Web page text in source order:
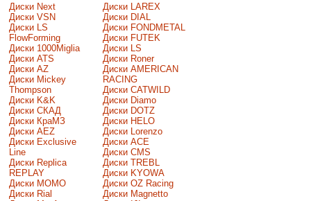
Диски Next
Диски VSN
Диски LS
FlowForming
Диски 1000Miglia
Диски ATS
Диски AZ
Диски Mickey
Thompson
Диски K&K
Диски СКАД
Диски КраМЗ
Диски AEZ
Диски Exclusive
Line
Диски Replica
REPLAY
Диски MOMO
Диски Rial
Диски LAREX
Диски DIAL
Диски FONDMETAL
Диски FUTEK
Диски LS
Диски Roner
Диски AMERICAN
RACING
Диски CATWILD
Диски Diamo
Диски DOTZ
Диски HELO
Диски Lorenzo
Диски ACE
Диски CMS
Диски TREBL
Диски KYOWA
Диски OZ Racing
Диски Magnetto